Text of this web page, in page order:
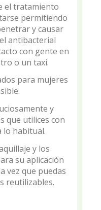
el tratamiento
permitiendo
y causar
antibacterial
con gente en
o un taxi.
para mujeres
y
que utilices con
lo habitual.
y los
su aplicación
vez que puedas
reutilizables.